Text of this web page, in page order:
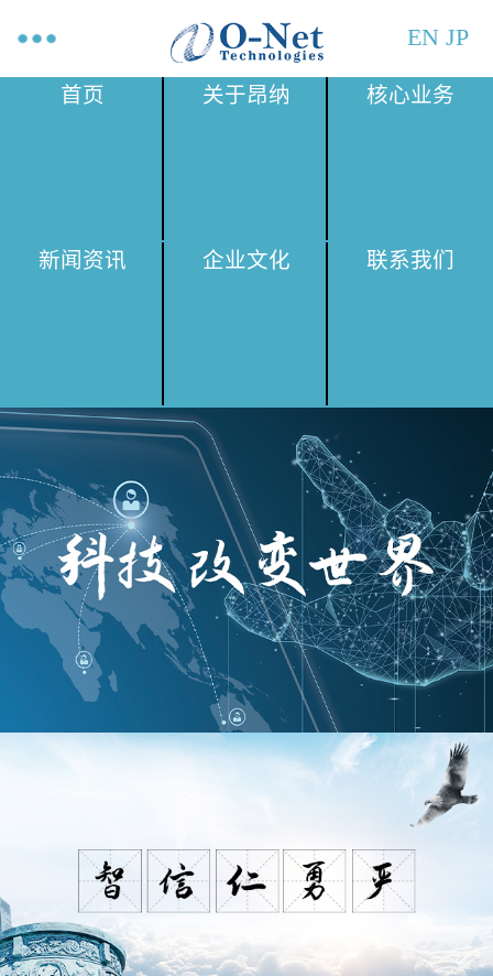
EN JP
首页 关于昂纳 核心业务
新闻资讯 企业文化 联系我们